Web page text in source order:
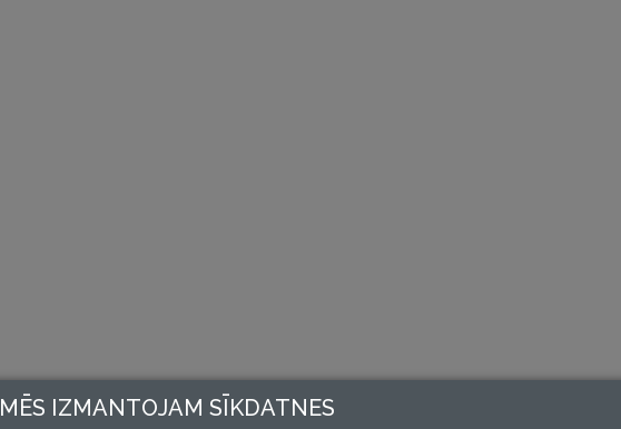
MĒS IZMANTOJAM SĪKDATNES